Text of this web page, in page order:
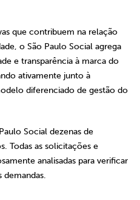
que contribuem na relação
o São Paulo Social agrega
e transparência à marca do
ativamente junto à
diferenciado de gestão do
Social dezenas de
Todas as solicitações e
analisadas para verificar
demandas.